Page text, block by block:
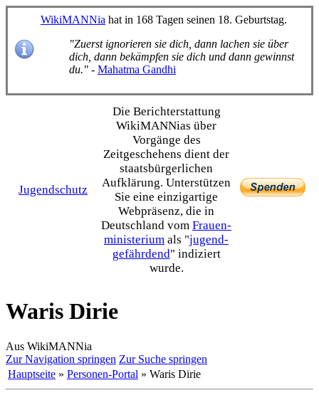
WikiMANNia hat in 168 Tagen seinen 18. Geburtstag.
"Zuerst ignorieren sie dich, dann lachen sie über
dich, dann bekämpfen sie dich und dann gewinnst
du." - Mahatma Gandhi
Jugendschutz
Die Bericht­erstattung
WikiMANNias über
Vorgänge des
Zeitgeschehens dient der
staats­bürgerlichen
Aufklärung. Unterstützen
Sie eine einzig­artige
Webpräsenz, die in
Deutschland vom Frauen­
ministerium als "jugend­
gefährdend" indiziert
wurde.
Waris Dirie
Aus WikiMANNia
Zur Navigation springen Zur Suche springen
Hauptseite » Personen-Portal » Waris Dirie